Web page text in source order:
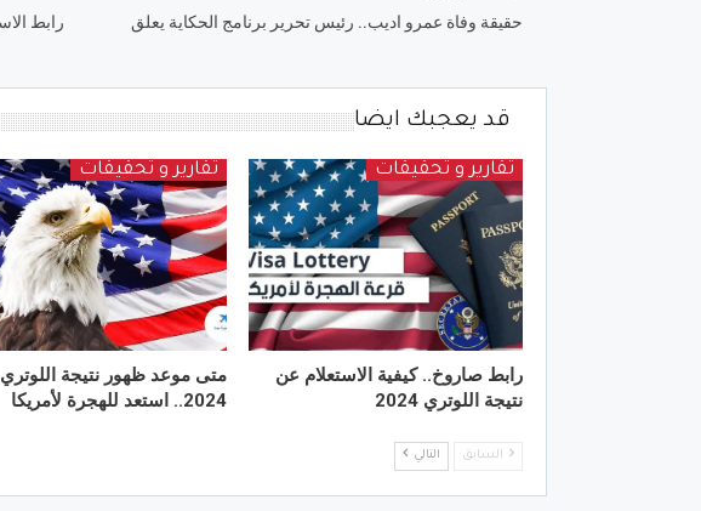
حقيقة وفاة عمرو اديب.. رئيس تحرير برنامج الحكاية يعلق
قد يعجبك ايضا
تقارير و تحقيقات
رابط صاروخ.. كيفية الاستعلام عن
نتيجة اللوتري 2024
تقارير و تحقيقات
متى موعد ظهور نتيجة اللوتري
2024.. استعد للهجرة لأمريكا
السابق التالي